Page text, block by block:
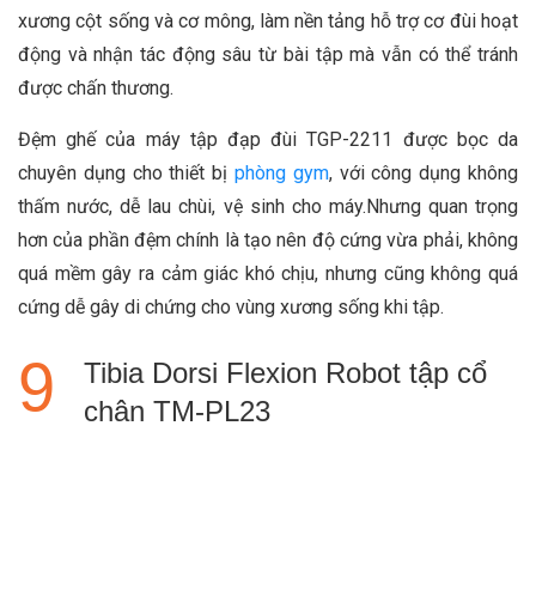
xương cột sống và cơ mông, làm nền tảng hỗ trợ cơ đùi hoạt
động và nhận tác động sâu từ bài tập mà vẫn có thể tránh
được chấn thương.
Đệm ghế của máy tập đạp đùi TGP-2211 được bọc da
chuyên dụng cho thiết bị phòng gym, với công dụng không
thấm nước, dễ lau chùi, vệ sinh cho máy.Nhưng quan trọng
hơn của phần đệm chính là tạo nên độ cứng vừa phải, không
quá mềm gây ra cảm giác khó chịu, nhưng cũng không quá
cứng dễ gây di chứng cho vùng xương sống khi tập.
Tibia Dorsi Flexion Robot tập cổ
chân TM-PL23